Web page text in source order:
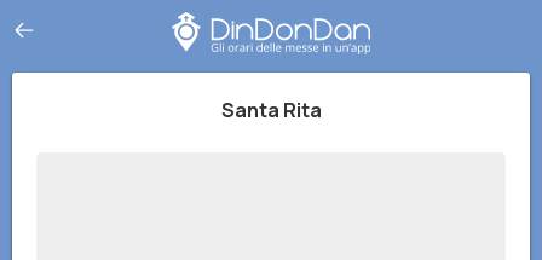
Santa Rita